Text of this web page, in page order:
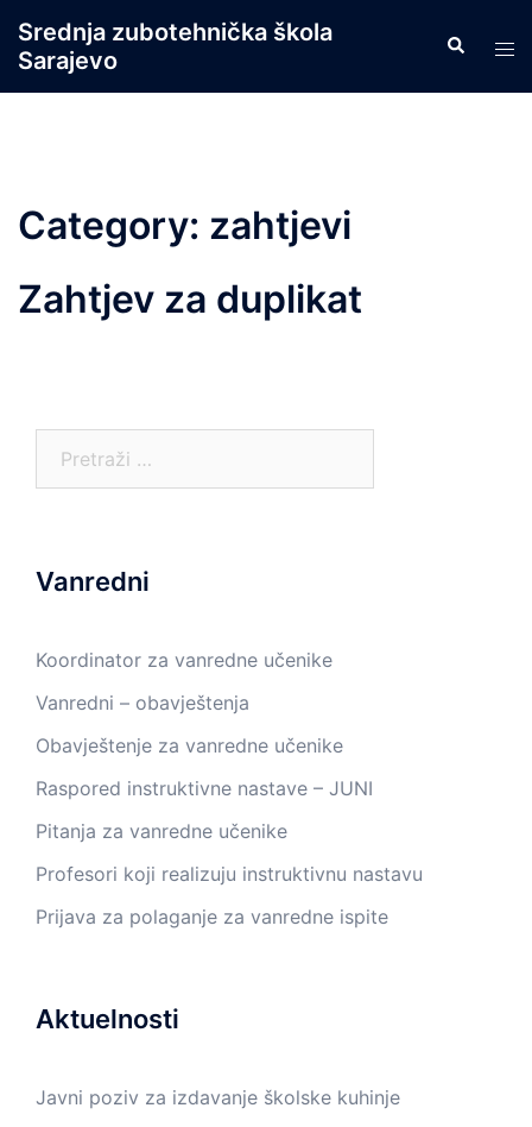
content
Srednja zubotehnička škola
Sarajevo
Search
Category: zahtjevi
Zahtjev za duplikat
Vanredni
Koordinator za vanredne učenike
Vanredni – obavještenja
Obavještenje za vanredne učenike
Raspored instruktivne nastave – JUNI
Pitanja za vanredne učenike
Profesori koji realizuju instruktivnu nastavu
Prijava za polaganje za vanredne ispite
Aktuelnosti
Javni poziv za izdavanje školske kuhinje